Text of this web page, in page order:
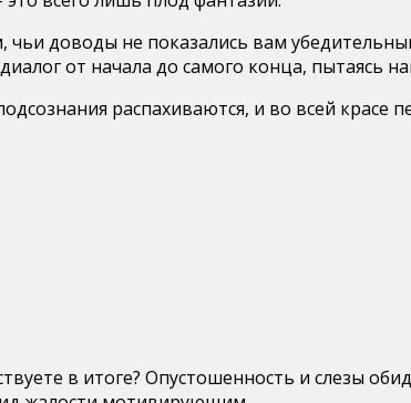
чьи доводы не показались вам
от начала до самого конца, пытаясь
распахиваются, и во всей красе
в итоге? Опустошенность и слезы